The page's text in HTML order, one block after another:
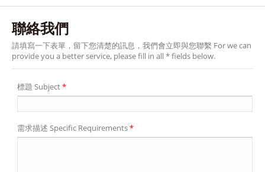
聯絡我們
請填寫一下表單，留下您清楚的訊息，我們會立即與您聯繫 For we can
provide you a better service, please fill in all * fields below.
標題 Subject*
需求描述 Specific Requirements*